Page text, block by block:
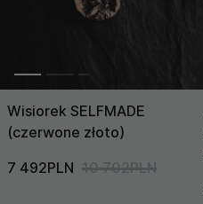
Wisiorek SELFMADE
(czerwone złoto)
7 492PLN 10 702PLN